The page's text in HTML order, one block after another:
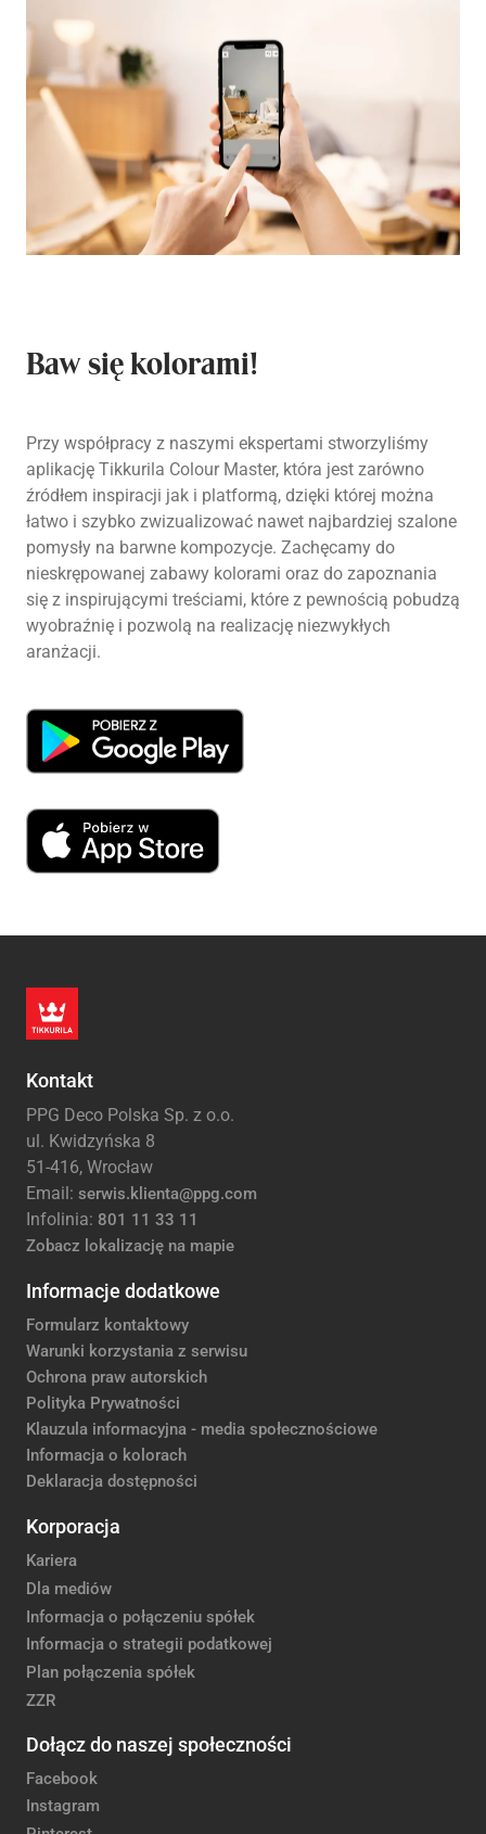
Baw się kolorami!
Przy współpracy z naszymi ekspertami stworzyliśmy
aplikację Tikkurila Colour Master, która jest zarówno
źródłem inspiracji jak i platformą, dzięki której można
łatwo i szybko zwizualizować nawet najbardziej szalone
pomysły na barwne kompozycje. Zachęcamy do
nieskrępowanej zabawy kolorami oraz do zapoznania
się z inspirującymi treściami, które z pewnością pobudzą
wyobraźnię i pozwolą na realizację niezwykłych
aranżacji.
Kontakt
PPG Deco Polska Sp. z o.o.
ul. Kwidzyńska 8
51-416, Wrocław
Email: serwis.klienta@ppg.com
Infolinia: 801 11 33 11
Zobacz lokalizację na mapie
Informacje dodatkowe
Formularz kontaktowy
Warunki korzystania z serwisu
Ochrona praw autorskich
Polityka Prywatności
Klauzula informacyjna - media społecznościowe
Informacja o kolorach
Deklaracja dostępności
Korporacja
Kariera
Dla mediów
Informacja o połączeniu spółek
Informacja o strategii podatkowej
Plan połączenia spółek
ZZR
Dołącz do naszej społeczności
Facebook
Instagram